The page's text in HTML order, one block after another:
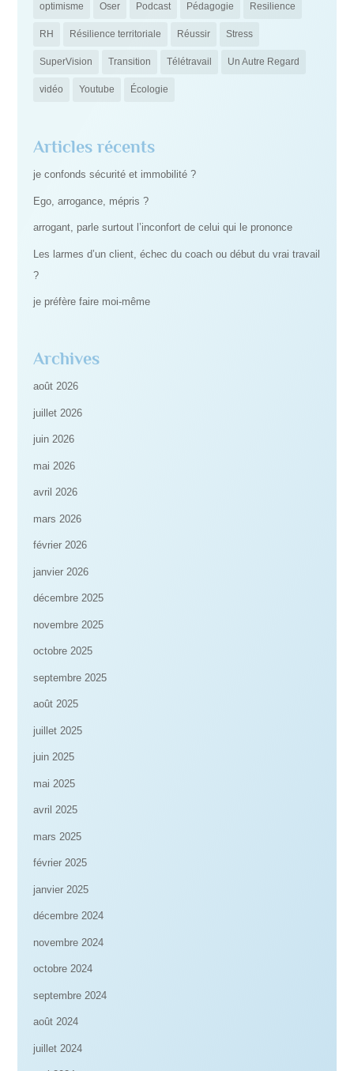
optimisme Oser Podcast Pédagogie Resilience
RH Résilience territoriale Réussir Stress
SuperVision Transition Télétravail Un Autre Regard
vidéo Youtube Écologie
Articles récents
je confonds sécurité et immobilité ?
Ego, arrogance, mépris ?
arrogant, parle surtout l’inconfort de celui qui le prononce
Les larmes d’un client, échec du coach ou début du vrai travail
?
je préfère faire moi-même
Archives
août 2026
juillet 2026
juin 2026
mai 2026
avril 2026
mars 2026
février 2026
janvier 2026
décembre 2025
novembre 2025
octobre 2025
septembre 2025
août 2025
juillet 2025
juin 2025
mai 2025
avril 2025
mars 2025
février 2025
janvier 2025
décembre 2024
novembre 2024
octobre 2024
septembre 2024
août 2024
juillet 2024